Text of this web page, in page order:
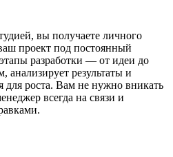
вы получаете личного
проект под постоянный
разработки — от идеи до
анализирует результаты и
для роста. Вам не нужно вникать
всегда на связи и